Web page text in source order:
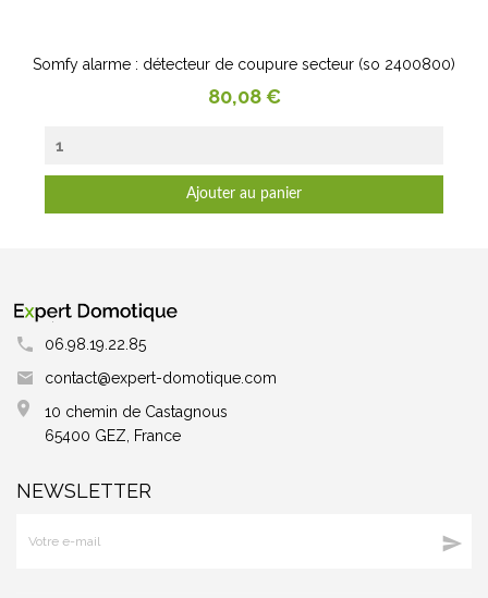
Somfy alarme : détecteur de coupure secteur (so 2400800)
Prix
80,08 €
Ajouter au panier
06.98.19.22.85
contact@expert-domotique.com
10 chemin de Castagnous
65400 GEZ, France
NEWSLETTER
